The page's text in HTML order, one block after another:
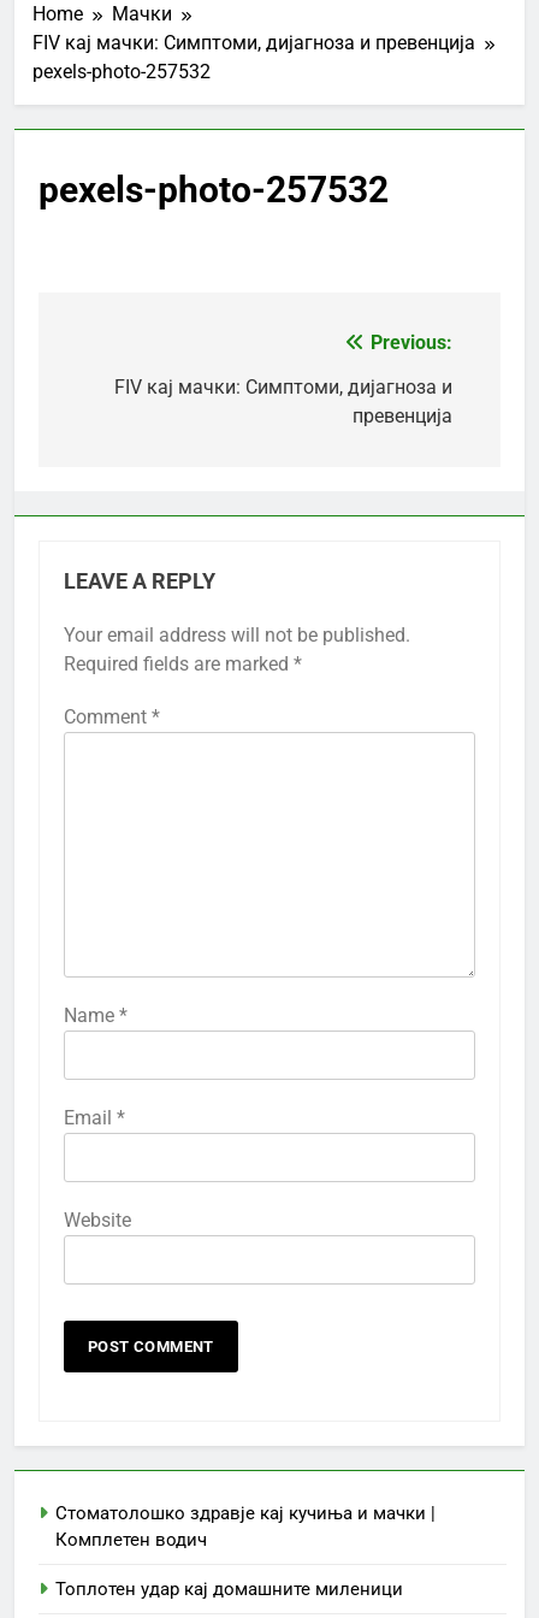
Home
Мачки
FIV кај мачки: Симптоми, дијагноза и превенција
pexels-photo-257532
pexels-photo-257532
navigation
Previous:
FIV кај мачки: Симптоми, дијагноза и
превенција
LEAVE A REPLY
Your email address will not be published.
Required fields are marked *
Comment *
Name *
Email *
Website
Стоматолошко здравје кај кучиња и мачки |
Комплетен водич
Топлотен удар кај домашните миленици